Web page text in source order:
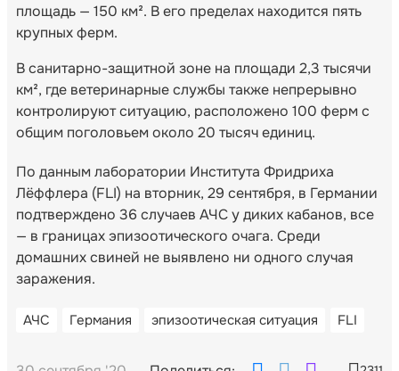
площадь — 150 км². В его пределах находится пять
крупных ферм.
В санитарно-защитной зоне на площади 2,3 тысячи
км², где ветеринарные службы также непрерывно
контролируют ситуацию, расположено 100 ферм с
общим поголовьем около 20 тысяч единиц.
По данным лаборатории Института Фридриха
Лёффлера (FLI) на вторник, 29 сентября, в Германии
подтверждено 36 случаев АЧС у диких кабанов, все
— в границах эпизоотического очага. Среди
домашних свиней не выявлено ни одного случая
заражения.
АЧС Германия эпизоотическая ситуация FLI